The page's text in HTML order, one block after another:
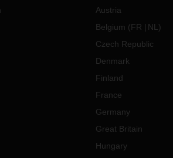
Austria
Belgium (FR NL )
Czech Republic
Denmark
Finland
France
Germany
Great Britain
Hungary